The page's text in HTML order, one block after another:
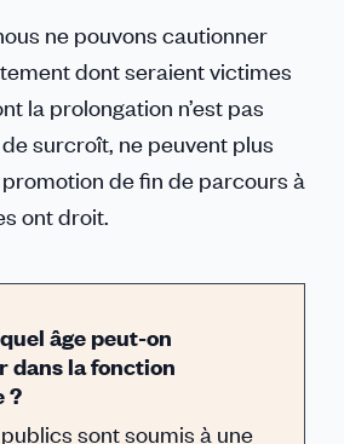
ne pouvons cautionner
dont seraient victimes
la prolongation n’est pas
surcroît, ne peuvent plus
de fin de parcours à
ont droit.
âge peut-on
dans la fonction
?
sont soumis à une